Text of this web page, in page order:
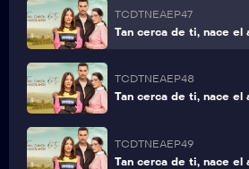
TCDTNEAEP47
Tan cerca de ti, nace el
TCDTNEAEP48
Tan cerca de ti, nace el
TCDTNEAEP49
Tan cerca de ti, nace el